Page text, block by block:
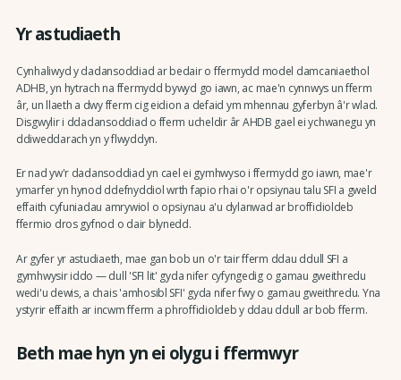
Yr astudiaeth
Cynhaliwyd y dadansoddiad ar bedair o ffermydd model damcaniaethol
ADHB, yn hytrach na ffermydd bywyd go iawn, ac mae'n cynnwys un fferm
âr, un llaeth a dwy fferm cig eidion a defaid ym mhennau gyferbyn â'r wlad.
Disgwylir i ddadansoddiad o fferm ucheldir âr AHDB gael ei ychwanegu yn
ddiweddarach yn y flwyddyn.
Er nad yw'r dadansoddiad yn cael ei gymhwyso i ffermydd go iawn, mae'r
ymarfer yn hynod ddefnyddiol wrth fapio rhai o'r opsiynau talu SFI a gweld
effaith cyfuniadau amrywiol o opsiynau a'u dylanwad ar broffidioldeb
ffermio dros gyfnod o dair blynedd.
Ar gyfer yr astudiaeth, mae gan bob un o'r tair fferm ddau ddull SFI a
gymhwysir iddo — dull 'SFI lit' gyda nifer cyfyngedig o gamau gweithredu
wedi'u dewis, a chais 'amhosibl SFI' gyda nifer fwy o gamau gweithredu. Yna
ystyrir effaith ar incwm fferm a phroffidioldeb y ddau ddull ar bob fferm.
Beth mae hyn yn ei olygu i ffermwyr